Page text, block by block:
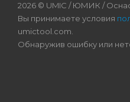
2026 © UMIC / ЮМИК /
Вы принимаете условия
umictool.com.
Обнаружив ошибку или